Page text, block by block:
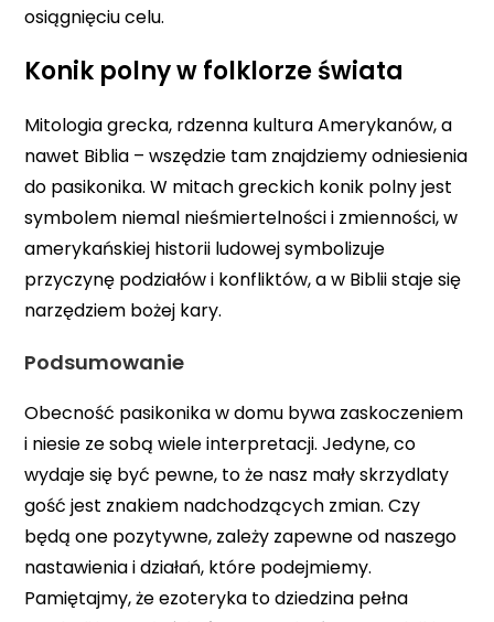
osiągnięciu celu.
Konik polny w folklorze świata
Mitologia grecka, rdzenna kultura Amerykanów, a
nawet Biblia – wszędzie tam znajdziemy odniesienia
do pasikonika. W mitach greckich konik polny jest
symbolem niemal nieśmiertelności i zmienności, w
amerykańskiej historii ludowej symbolizuje
przyczynę podziałów i konfliktów, a w Biblii staje się
narzędziem bożej kary.
Podsumowanie
Obecność pasikonika w domu bywa zaskoczeniem
i niesie ze sobą wiele interpretacji. Jedyne, co
wydaje się być pewne, to że nasz mały skrzydlaty
gość jest znakiem nadchodzących zmian. Czy
będą one pozytywne, zależy zapewne od naszego
nastawienia i działań, które podejmiemy.
Pamiętajmy, że ezoteryka to dziedzina pełna